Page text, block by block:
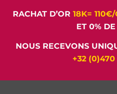
RACHAT D’OR 18K= 110€/
ET 0% DE
NOUS RECEVONS
+32 (0)470